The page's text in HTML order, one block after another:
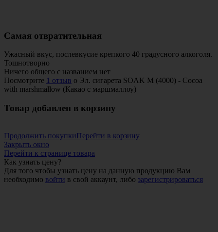
Самая отвратительная
Ужасный вкус, послевкусие крепкого 40 градусного алкоголя.
Тошнотворно
Ничего общего с названием нет
Посмотрите 1 отзыв о Эл. сигарета SOAK M (4000) - Cocoa
with marshmallow (Какао с маршмаллоу)
Товар добавлен в корзину
Продолжить покупкиПерейти в корзину
Закрыть окно
Перейти к странице товара
Как узнать цену?
Для того чтобы узнать цену на данную продукцию Вам
необходимо войти в свой аккаунт, либо зарегистрироваться